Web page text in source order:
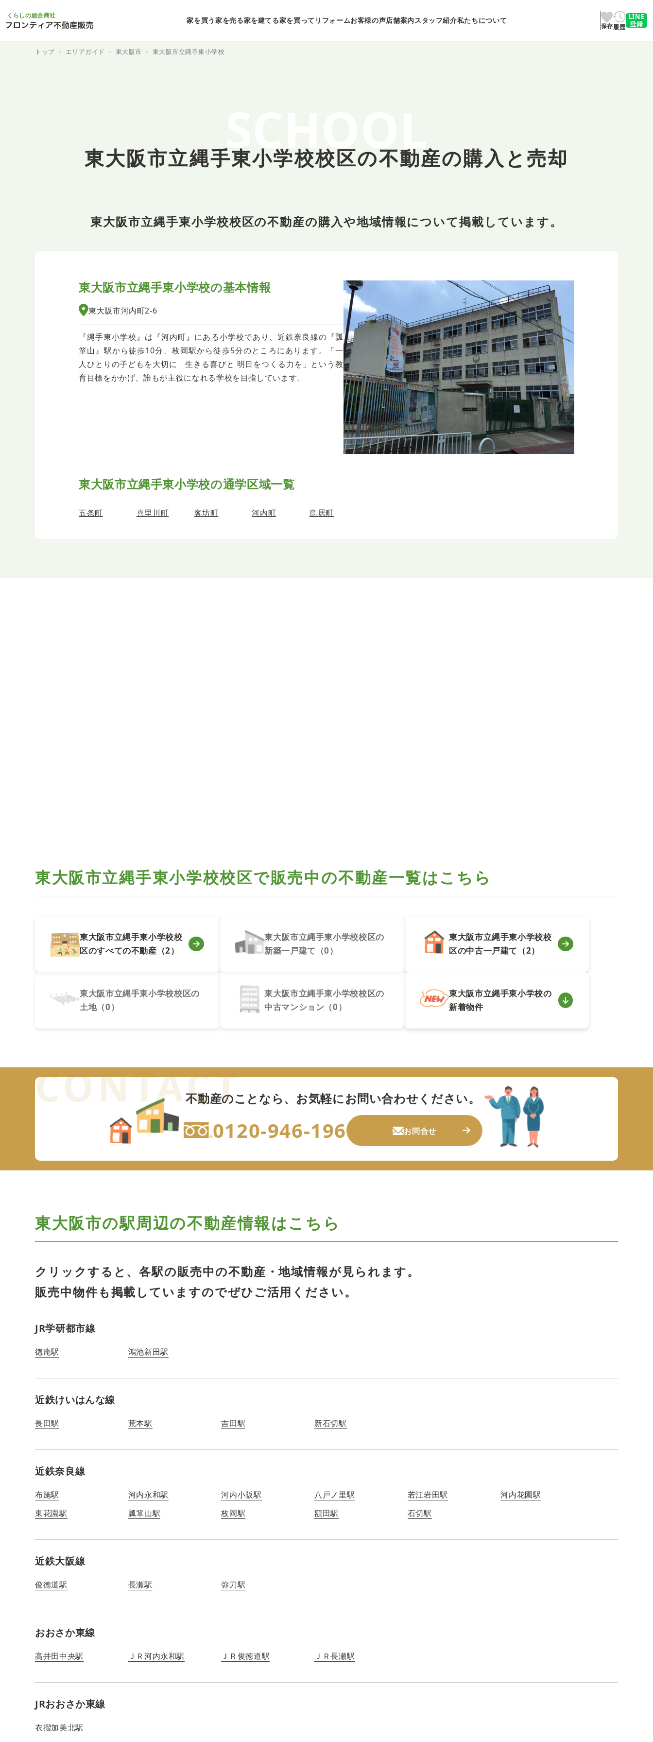
くらしの総合商社
家を買う 家を売る家を建てる家を買ってリフォームお客様の声店舗案内スタッフ紹介私たちについて
保存履歴
LINE
登録
トップ エリアガイド 東大阪市 東大阪市立縄手東小学校
東大阪市立縄手東小学校校区の不動産の購入と売却
東大阪市立縄手東小学校校区の不動産の購入や地域情報について掲載しています。
東大阪市立縄手東小学校の基本情報
東大阪市河内町2-6
『縄手東小学校』は『河内町』にある小学校であり、近鉄奈良線の『瓢
箪山』駅から徒歩10分、枚岡駅から徒歩5分のところにあります。「一
人ひとりの子どもを大切に 生きる喜びと 明日をつくる力を」という教
育目標をかかげ、誰もが主役になれる学校を目指しています。
東大阪市立縄手東小学校の通学区域一覧
五条町 喜里川町 客坊町 河内町 鳥居町
東大阪市立縄手東小学校校区で販売中の不動産一覧はこちら
東大阪市立縄手東小学校校
区のすべての不動産（2）
東大阪市立縄手東小学校校区の
新築一戸建て（0）
東大阪市立縄手東小学校校
区の中古一戸建て（2）
東大阪市立縄手東小学校校区の
土地（0）
東大阪市立縄手東小学校校区の
中古マンション（0）
東大阪市立縄手東小学校の
新着物件
不動産のことなら、 お気軽にお問い合わせください。
0120-946-196 お問合せ
東大阪市の駅周辺の不動産情報はこちら
クリックすると、各駅の販売中の不動産・地域情報が見られます。
販売中物件も掲載していますのでぜひご活用ください。
JR学研都市線
徳庵駅 鴻池新田駅
近鉄けいはんな線
長田駅 荒本駅 吉田駅 新石切駅
近鉄奈良線
布施駅 河内永和駅 河内小阪駅 八戸ノ里駅 若江岩田駅
河内花園駅
東花園駅
瓢箪山駅 枚岡駅 額田駅 石切駅
近鉄大阪線
俊徳道駅 長瀬駅 弥刀駅
おおさか東線
高井田中央駅 ＪＲ河内永和駅 ＪＲ俊徳道駅 ＪＲ長瀬駅
JRおおさか東線
衣摺加美北駅